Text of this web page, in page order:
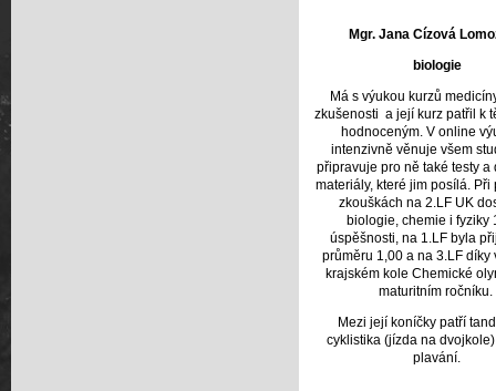
Mgr. Jana Cízová
biologie
Má s výukou kurzů
zkušenosti a její kurz patřil k
hodnoceným. V online
intenzivně věnuje všem
připravuje pro ně také testy a
materiály, které jim posílá. Při
zkouškách na 2.LF UK
biologie, chemie i fyziky
úspěšnosti, na 1.LF byla
průměru 1,00 a na 3.LF díky
krajském kole Chemické
maturitním ročníku.
Mezi její koníčky patří
cyklistika (jízda na
plavání.